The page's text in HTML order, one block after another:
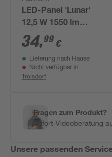
LED-Panel 'Lunar'
12,5 W 1550 lm
warmweiß 22,5 x 3,8
x 22,5 cm
34,99 €
Lieferung nach Hause
Nicht verfügbar in
Troisdorf
Fragen zum Produkt?
Sofort-Videoberatung
Unsere passenden